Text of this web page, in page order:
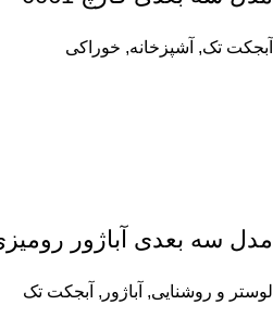
آبجکت تک, آشپزخانه, خوراکی
مدل سه بعدی آباژور رومیزی
لوستر و روشنایی, آباژور , آبجکت تک